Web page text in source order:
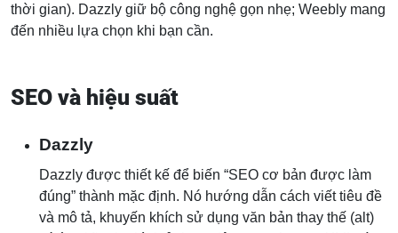
thời gian). Dazzly giữ bộ công nghệ gọn nhẹ; Weebly mang
đến nhiều lựa chọn khi bạn cần.
SEO và hiệu suất
Dazzly
Dazzly được thiết kế để biến “SEO cơ bản được làm
đúng” thành mặc định. Nó hướng dẫn cách viết tiêu đề
và mô tả, khuyến khích sử dụng văn bản thay thế (alt)